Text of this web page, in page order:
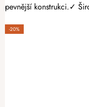
pevnější konstrukci.✓
-20%